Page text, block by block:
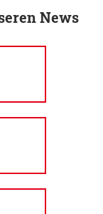
News